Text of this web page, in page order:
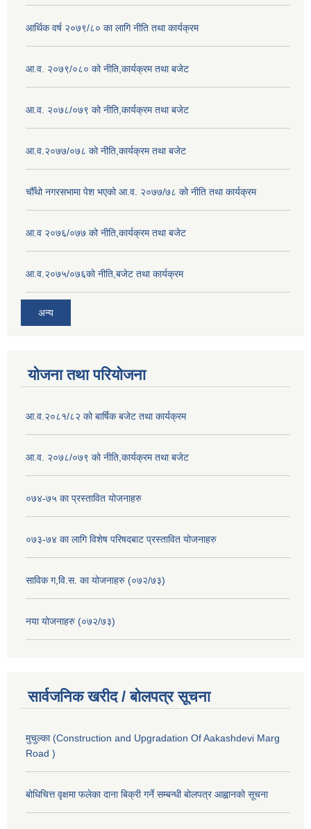
आर्थिक वर्ष २०७९/८० का लागि नीति तथा कार्यक्रम
आ.व. २०७९/०८० को नीति,कार्यक्रम तथा बजेट
आ.व. २०७८/०७९ को नीति,कार्यक्रम तथा बजेट
आ.व.२०७७/०७८ को नीति,कार्यक्रम तथा बजेट
चौँथो नगरसभामा पेश भएको आ.व. २०७७/७८ को नीति तथा कार्यक्रम
आ.व २०७६/०७७ को नीति,कार्यक्रम तथा बजेट
आ.व.२०७५/०७६को नीति,बजेट तथा कार्यक्रम
अन्य
योजना तथा परियोजना
आ.व.२०८१/८२ को बार्षिक बजेट तथा कार्यक्रम
आ.व. २०७८/०७९ को नीति,कार्यक्रम तथा बजेट
०७४-७५ का प्रस्तावित योजनाहरु
०७३-७४ का लागि विशेष परिषदबाट प्रस्तावित योजनाहरु
साविक ग,वि.स. का योजनाहरु (०७२/७३)
नया योजनाहरु (०७२/७३)
सार्वजनिक खरीद / बोलपत्र सूचना
मुचुल्का (Construction and Upgradation Of Aakashdevi Marg
Road )
बोधिचित्त वृक्षमा फलेका दाना बिक्री गर्ने सम्बन्धी बोलपत्र आह्वानको सूचना